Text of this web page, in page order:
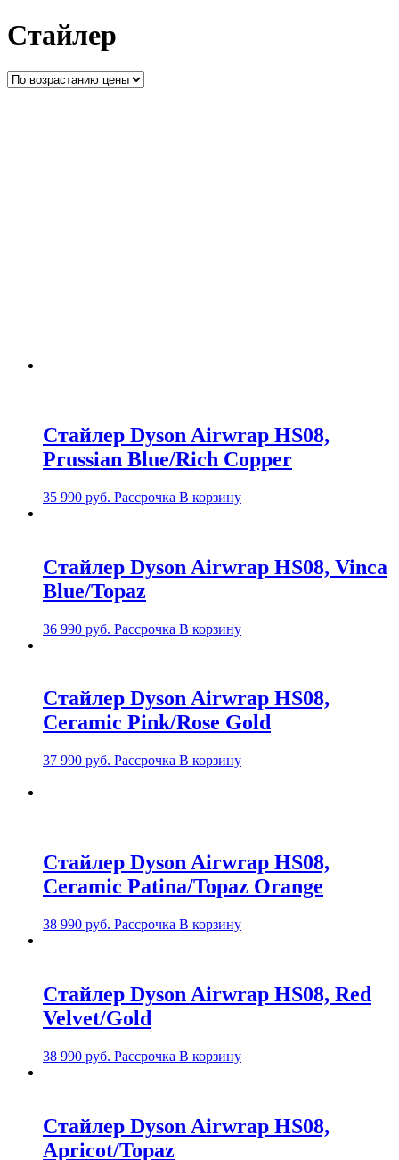
Стайлер
Стайлер Dyson Airwrap HS08,
Prussian Blue/Rich Copper
35 990 руб. Рассрочка В корзину
Стайлер Dyson Airwrap HS08, Vinca
Blue/Topaz
36 990 руб. Рассрочка В корзину
Стайлер Dyson Airwrap HS08,
Ceramic Pink/Rose Gold
37 990 руб. Рассрочка В корзину
Стайлер Dyson Airwrap HS08,
Ceramic Patina/Topaz Orange
38 990 руб. Рассрочка В корзину
Стайлер Dyson Airwrap HS08, Red
Velvet/Gold
38 990 руб. Рассрочка В корзину
Стайлер Dyson Airwrap HS08,
Apricot/Topaz